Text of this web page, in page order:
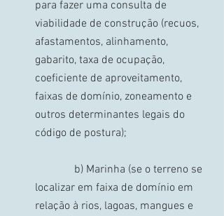
para fazer uma consulta de
viabilidade de construção (recuos,
afastamentos, alinhamento,
gabarito, taxa de ocupação,
coeficiente de aproveitamento,
faixas de domínio, zoneamento e
outros determinantes legais do
código de postura);
localizar em faixa de domínio em
relação à rios, lagoas, mangues e